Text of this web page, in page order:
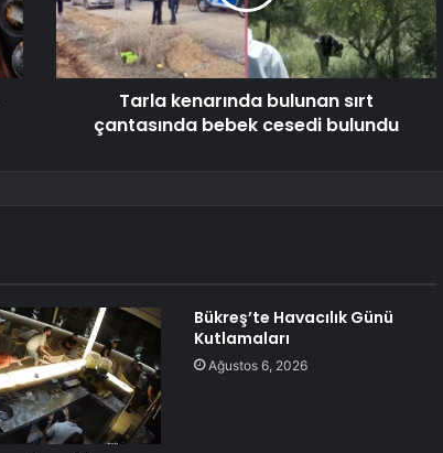
Tarla kenarında bulunan sırt
çantasında bebek cesedi bulundu
Bükreş’te Havacılık Günü
Kutlamaları
Ağustos 6, 2026